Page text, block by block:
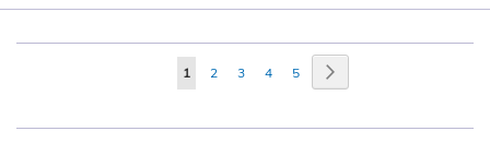
Side
Du
1 Side
2 Side
3 Side
4 Side
5